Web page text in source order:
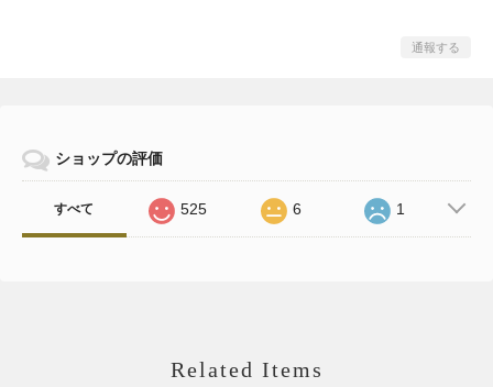
通報する
ショップの評価
すべて 525 6 1
Related Items